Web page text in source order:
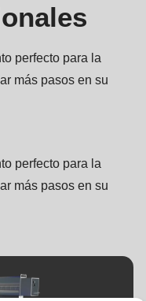
perfecto para la
más pasos en su
perfecto para la
más pasos en su